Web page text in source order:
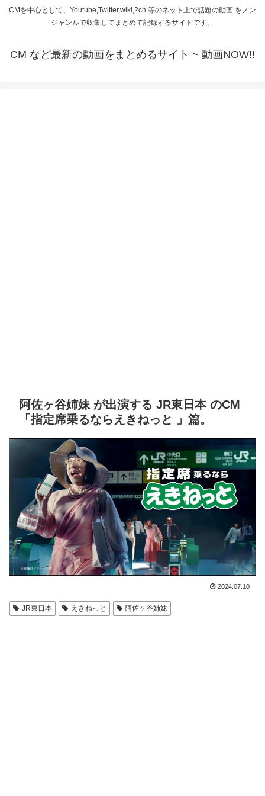
CMを中心として、Youtube,Twitter,wiki,2ch 等のネット上で話題の動画 をノン
ジャンルで収集してまとめて記録するサイトです。
CM など最新の動画をまとめるサイト ~ 動画NOW!!
阿佐ヶ谷姉妹 が出演する JR東日本 のCM
「指定席乗るならえきねっと 」篇。
2024.07.10
JR東日本 えきねっと 阿佐ヶ谷姉妹